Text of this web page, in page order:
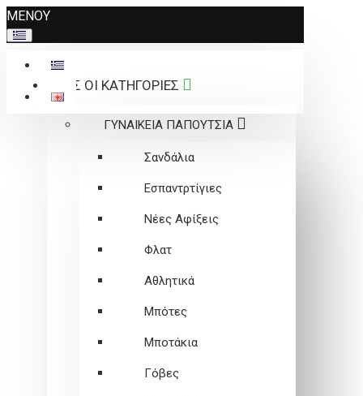
Σημείωση:
Αυτός
ο
ιστότοπος
περιλαμβάνει
ΜΕΝΟΥ
ΟΛΕΣ ΟΙ ΚΑΤΗΓΟΡΙΕΣ
ΓΥΝΑΙΚΕΙΑ ΠΑΠΟΥΤΣΙΑ
Σανδάλια
Εσπαντρτίγιες
Νέες Αφίξεις
Φλατ
Αθλητικά
Μπότες
Μποτάκια
Γόβες